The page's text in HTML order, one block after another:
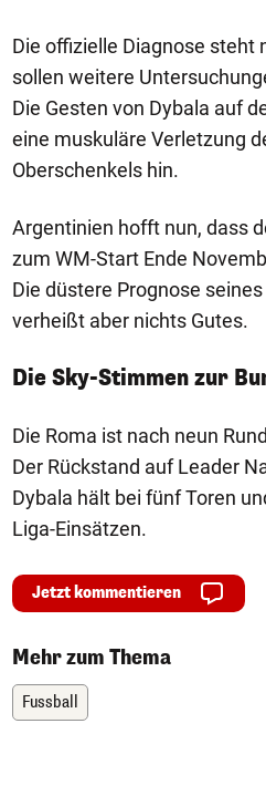
Die offizielle Diagnose steht
sollen weitere
Die Gesten von Dybala auf
eine muskuläre Verletzung
Oberschenkels hin.
Argentinien hofft nun, dass
zum WM-Start Ende
Die düstere Prognose
verheißt aber nichts Gutes.
Die Sky-Stimmen zur
Die Roma ist nach neun
Der Rückstand auf Leader
Dybala hält bei fünf Toren
Liga-Einsätzen.
Jetzt kommentieren
Mehr zum Thema
Fussball